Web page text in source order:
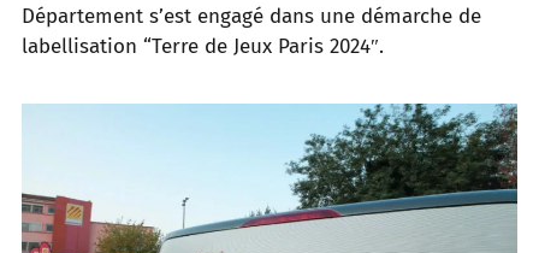
Département s’est engagé dans une démarche de
labellisation “Terre de Jeux Paris 2024″.